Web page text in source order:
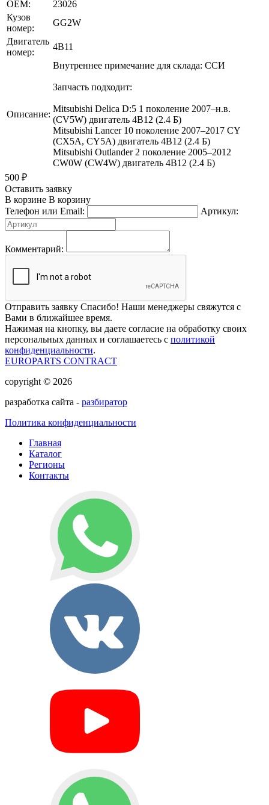
OEM:
23026
Кузов
номер:
GG2W
Двигатель
номер:
4B11
Описание:
Внутреннее примечание для склада: ССИ
Запчасть подходит:
Mitsubishi Delica D:5 1 поколение 2007–н.в.
(CV5W) двигатель 4B12 (2.4 Б)
Mitsubishi Lancer 10 поколение 2007–2017 CY
(CX5A, CY5A) двигатель 4B12 (2.4 Б)
Mitsubishi Outlander 2 поколение 2005–2012
CW0W (CW4W) двигатель 4B12 (2.4 Б)
500 ₽
Оставить заявку
В корзине В корзину
Телефон или Email:
Артикул:
Комментарий:
Отправить заявку Спасибо! Наши менеджеры свяжутся с
Вами в ближайшее время.
Нажимая на кнопку, вы даете согласие на обработку своих
персональных данных и соглашаетесь с политикой
конфиденциальности.
EUROPARTS CONTRACT
copyright © 2026
разработка сайта - разбиратор
Политика конфиденциальности
Главная
Каталог
Регионы
Контакты